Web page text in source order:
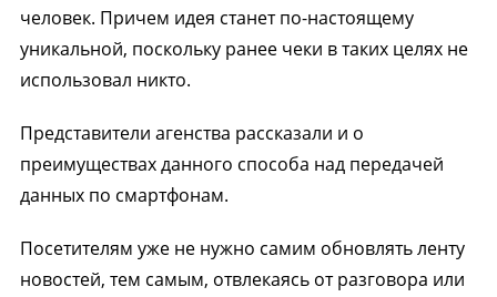
человек. Причем идея станет по-настоящему
уникальной, поскольку ранее чеки в таких целях не
использовал никто.
Представители агенства рассказали и о
преимуществах данного способа над передачей
данных по смартфонам.
Посетителям уже не нужно самим обновлять ленту
новостей, тем самым, отвлекаясь от разговора или